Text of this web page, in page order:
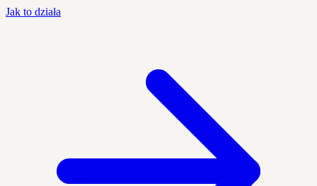
Jak to działa